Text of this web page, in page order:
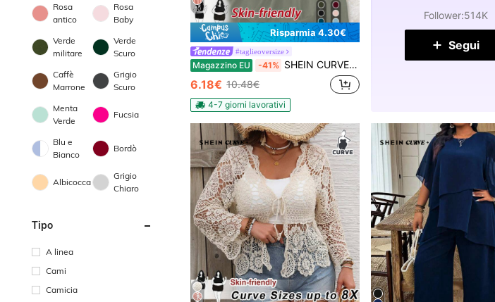
Rosa
antico
Rosa
Baby
Verde
militare
Verde
Scuro
Caffè
Marrone
Grigio
Scuro
Menta
Verde
Fucsia
Blu e
Bianco
Bordò
Albicocca
Grigio
Chiaro
Tipo
A linea
Cami
Camicia
10
Risparmia 4.30€
#taglieoversize
Magazzino EU -41% SHEIN CURVE+ Maglione oversize a maglia larga con scollo a V
6.18€ 10.48€
4-7 giorni lavorativi
Follower:514K
Segui